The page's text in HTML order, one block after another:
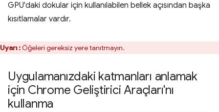
GPU'daki dokular için kullanılabilen bellek açısından başka
kısıtlamalar vardır.
Uyarı :Öğeleri gereksiz yere tanıtmayın.
Uygulamanızdaki katmanları anlamak
için Chrome Geliştirici Araçları'nı
kullanma